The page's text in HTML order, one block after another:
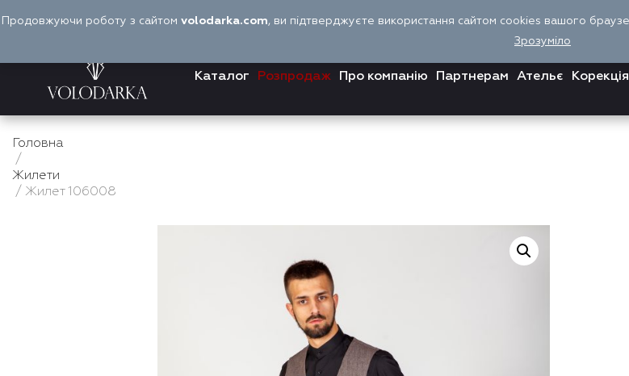
до
Каталог Розпродаж Про компанію Партнерам Ательє
Головна
/
Жилети
/ Жилет 106008
Продовжуючи роботу з сайтом volodarka.com, ви підтверджуєте використання сайтом cookies вашого
Зрозуміло